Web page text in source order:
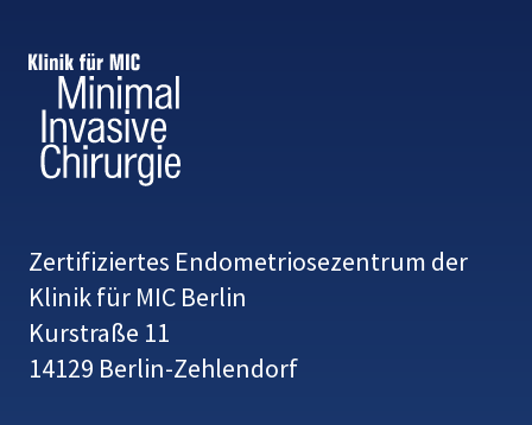
Zertifiziertes Endometriosezentrum der
Klinik für MIC Berlin
Kurstraße 11
14129 Berlin-Zehlendorf